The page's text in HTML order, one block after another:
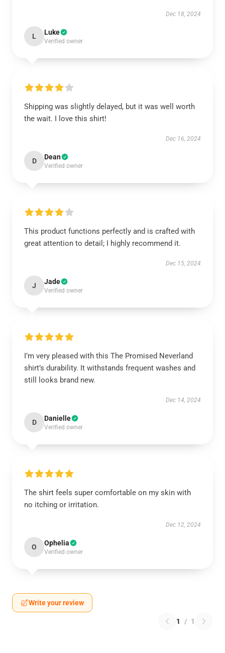
Dec 18, 2024
L Luke
Verified owner
Shipping was slightly delayed, but it was well worth
the wait. I love this shirt!
Dec 16, 2024
D Dean
Verified owner
This product functions perfectly and is crafted with
great attention to detail; I highly recommend it.
Dec 15, 2024
J Jade
Verified owner
I’m very pleased with this The Promised Neverland
shirt’s durability. It withstands frequent washes and
still looks brand new.
Dec 14, 2024
D Danielle
Verified owner
The shirt feels super comfortable on my skin with
no itching or irritation.
Dec 12, 2024
O Ophelia
Verified owner
Write your review
1 / 1